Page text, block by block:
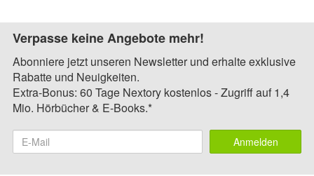
Verpasse keine Angebote mehr!
Abonniere jetzt unseren Newsletter und erhalte exklusive
Rabatte und Neuigkeiten.
Extra-Bonus: 60 Tage Nextory kostenlos - Zugriff auf 1,4
Mio. Hörbücher & E-Books.*
Anmelden